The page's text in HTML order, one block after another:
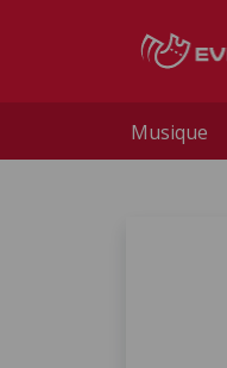
Musique